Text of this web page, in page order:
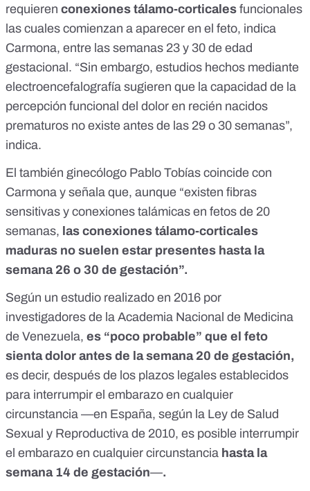
requieren conexiones tálamo-corticales funcionales
las cuales comienzan a aparecer en el feto, indica
Carmona, entre las semanas 23 y 30 de edad
gestacional. “Sin embargo, estudios hechos mediante
electroencefalografía sugieren que la capacidad de la
percepción funcional del dolor en recién nacidos
prematuros no existe antes de las 29 o 30 semanas”,
indica.
El también ginecólogo Pablo Tobías coincide con
Carmona y señala que, aunque “existen fibras
sensitivas y conexiones talámicas en fetos de 20
semanas, las conexiones tálamo-corticales
maduras no suelen estar presentes hasta la
semana 26 o 30 de gestación”.
Según un estudio realizado en 2016 por
investigadores de la Academia Nacional de Medicina
de Venezuela, es “poco probable” que el feto
sienta dolor antes de la semana 20 de gestación,
es decir, después de los plazos legales establecidos
para interrumpir el embarazo en cualquier
circunstancia —en España, según la Ley de Salud
Sexual y Reproductiva de 2010, es posible interrumpir
el embarazo en cualquier circunstancia hasta la
semana 14 de gestación—.